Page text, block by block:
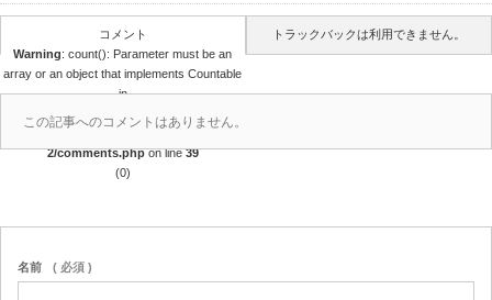
コメント
Warning: count(): Parameter must be an
array or an object that implements Countable
in
/home/r4688280/public_html/takedataro.c
om/wp-content/themes/amore_tcd028-
2/comments.phpon line39
(0)
トラックバックは利用できません。
この記事へのコメントはありません。
名前 ( 必須 )